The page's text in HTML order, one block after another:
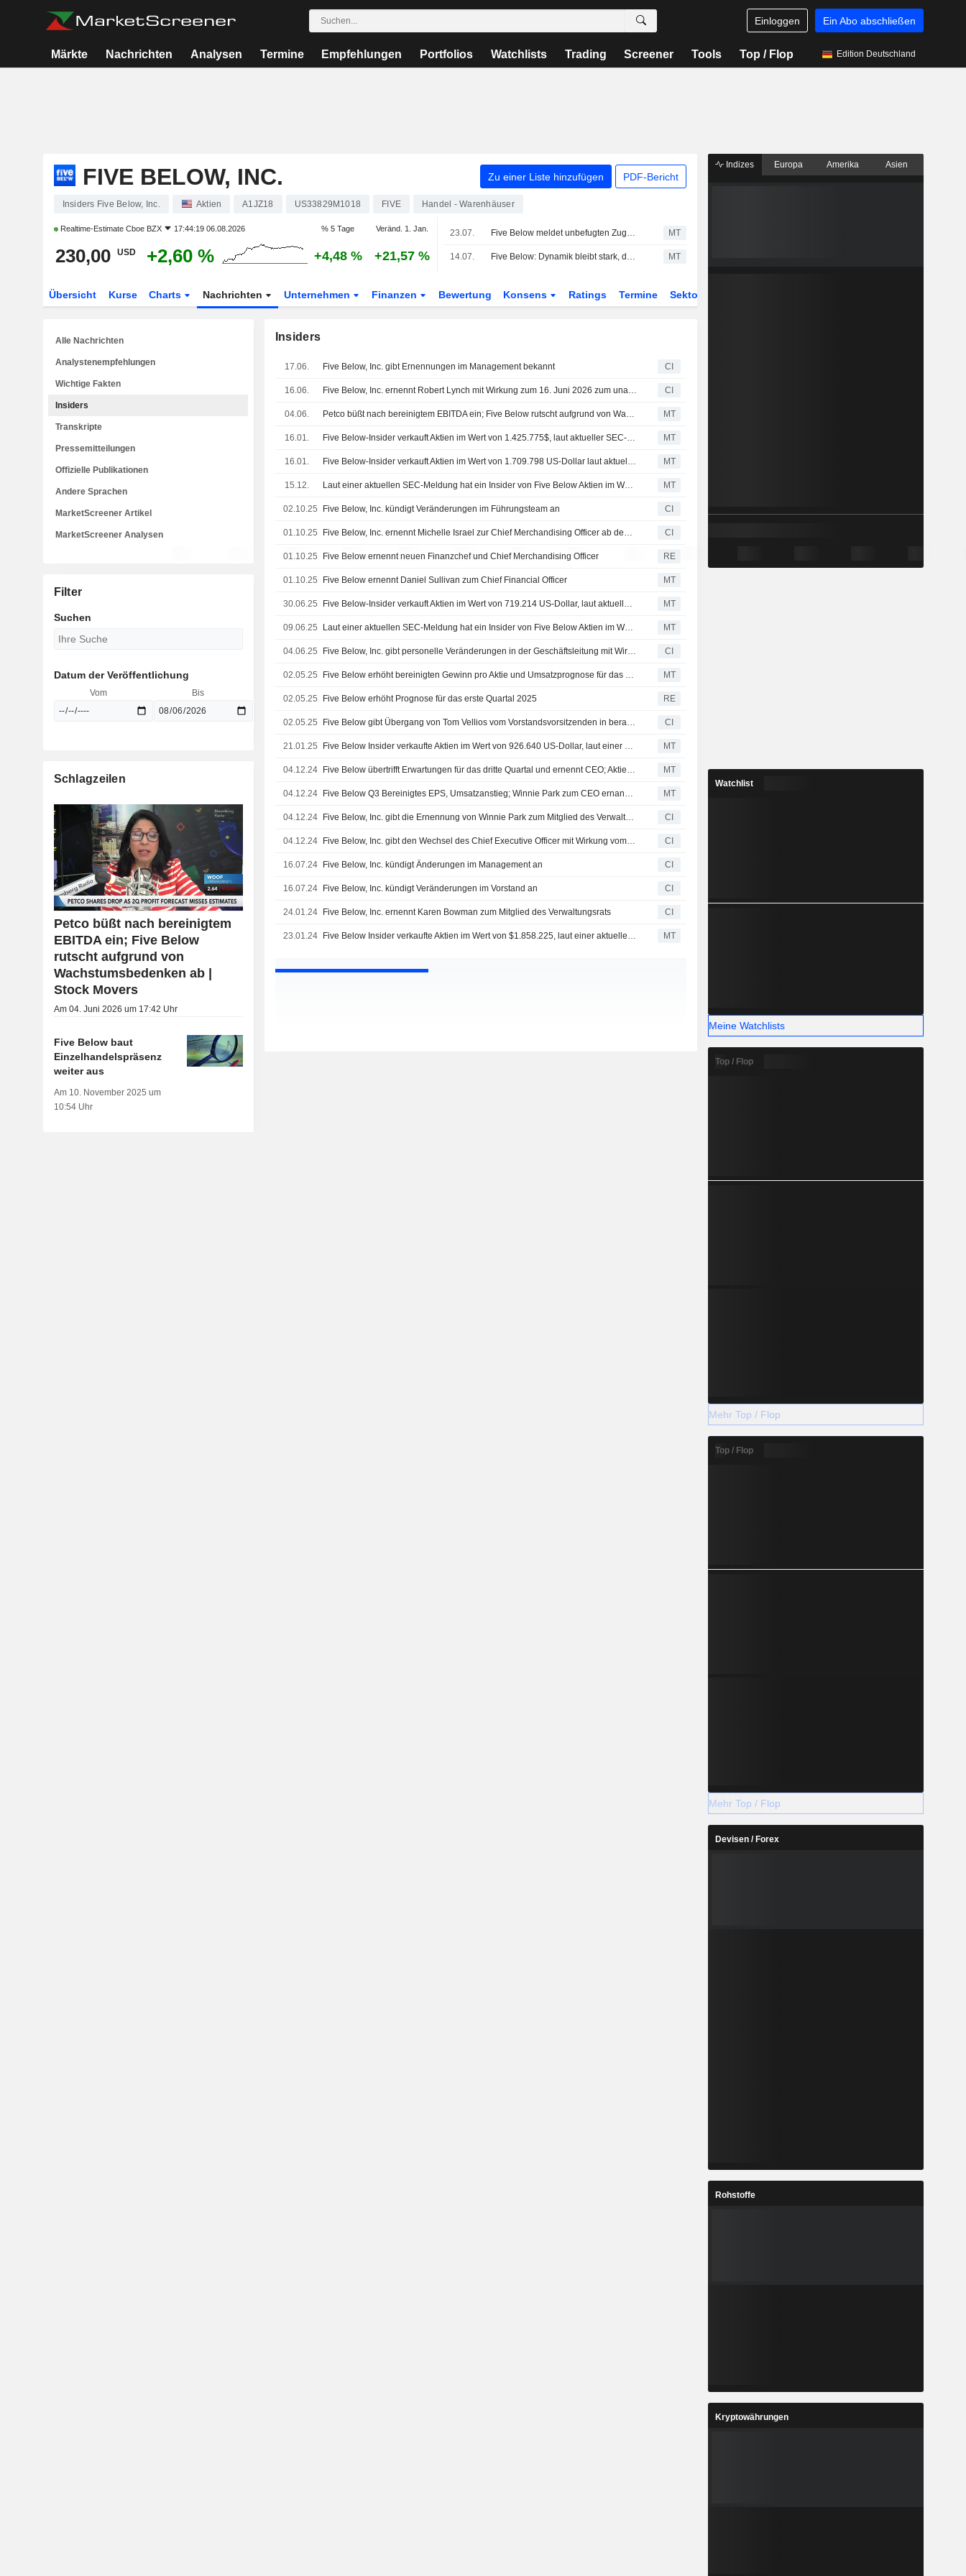
Einloggen Ein Abo abschließen
Märkte Nachrichten Analysen Termine Empfehlungen Portfolios Watchlists Trading Screener Tools Top / Flop Edition Deutschland
FIVE BELOW, INC. Zu einer Liste hinzufügen PDF-Bericht
Insiders Five Below, Inc. Aktien A1JZ18 US33829M1018 FIVE Handel - Warenhäuser
Realtime-Estimate Cboe BZX 17:44:19 06.08.2026 % 5 Tage Veränd. 1. Jan.
230,00 USD +2,60 % +4,48 % +21,57 %
23.07. Five Below meldet unbefugten Zugriff auf Mitarbeiter-Computer MT
14.07. Five Below: Dynamik bleibt stark, da Preisgestaltung, Frequenz und Kundenbindung gesund bleiben, so UBS MT
Übersicht Kurse Charts Nachrichten Unternehmen Finanzen Bewertung Konsens Ratings Termine Sektor
Insiders
17.06. Five Below, Inc. gibt Ernennungen im Management bekannt CI
16.06. Five Below, Inc. ernennt Robert Lynch mit Wirkung zum 16. Juni 2026 zum unabhängigen Verwaltungsratsmitglied CI
04.06. Petco büßt nach bereinigtem EBITDA ein; Five Below rutscht aufgrund von Wachstumsbedenken ab | Stock Movers MT
16.01. Five Below-Insider verkauft Aktien im Wert von 1.425.775$, laut aktueller SEC-Meldung MT
16.01. Five Below-Insider verkauft Aktien im Wert von 1.709.798 US-Dollar laut aktueller SEC-Meldung MT
15.12. Laut einer aktuellen SEC-Meldung hat ein Insider von Five Below Aktien im Wert von 1.091.040 US-Dollar verkauft MT
02.10.25 Five Below, Inc. kündigt Veränderungen im Führungsteam an CI
01.10.25 Five Below, Inc. ernennt Michelle Israel zur Chief Merchandising Officer ab dem 6. Oktober 2025 CI
01.10.25 Five Below ernennt neuen Finanzchef und Chief Merchandising Officer RE
01.10.25 Five Below ernennt Daniel Sullivan zum Chief Financial Officer MT
30.06.25 Five Below-Insider verkauft Aktien im Wert von 719.214 US-Dollar, laut aktueller SEC-Meldung MT
09.06.25 Laut einer aktuellen SEC-Meldung hat ein Insider von Five Below Aktien im Wert von 598.200 US-Dollar verkauft. MT
04.06.25 Five Below, Inc. gibt personelle Veränderungen in der Geschäftsleitung mit Wirkung zum 6. Juni 2025 bekannt CI
02.05.25 Five Below erhöht bereinigten Gewinn pro Aktie und Umsatzprognose für das erste Quartal; Vorstandsvorsitzender Tom Vellios tritt zurück MT
02.05.25 Five Below erhöht Prognose für das erste Quartal 2025 RE
02.05.25 Five Below gibt Übergang von Tom Vellios vom Vorstandsvorsitzenden in beratende Funktion bekannt CI
21.01.25 Five Below Insider verkaufte Aktien im Wert von 926.640 US-Dollar, laut einer aktuellen SEC-Meldung MT
04.12.24 Five Below übertrifft Erwartungen für das dritte Quartal und ernennt CEO; Aktie springt nachbörslich MT
04.12.24 Five Below Q3 Bereinigtes EPS, Umsatzanstieg; Winnie Park zum CEO ernannt; Aktien steigen nachbörslich MT
04.12.24 Five Below, Inc. gibt die Ernennung von Winnie Park zum Mitglied des Verwaltungsrats mit Wirkung vom 16. Dezember 2024 bekannt CI
04.12.24 Five Below, Inc. gibt den Wechsel des Chief Executive Officer mit Wirkung vom 16. Dezember 2024 bekannt CI
16.07.24 Five Below, Inc. kündigt Änderungen im Management an CI
16.07.24 Five Below, Inc. kündigt Veränderungen im Vorstand an CI
24.01.24 Five Below, Inc. ernennt Karen Bowman zum Mitglied des Verwaltungsrats CI
23.01.24 Five Below Insider verkaufte Aktien im Wert von $1.858.225, laut einer aktuellen SEC Einreichung MT
Alle Nachrichten
Analystenempfehlungen
Wichtige Fakten
Insiders
Transkripte
Pressemitteilungen
Offizielle Publikationen
Andere Sprachen
MarketScreener Artikel
MarketScreener Analysen
Filter
Suchen
Datum der Veröffentlichung
Vom Bis
Schlagzeilen
Petco büßt nach bereinigtem
EBITDA ein; Five Below
rutscht aufgrund von
Wachstumsbedenken ab |
Stock Movers
Am 04. Juni 2026 um 17:42 Uhr
Five Below baut
Einzelhandelspräsenz
weiter aus
Am 10. November 2025 um
10:54 Uhr
Indizes Europa Amerika Asien
Watchlist
Meine Watchlists
Top / Flop
Mehr Top / Flop
Top / Flop
Mehr Top / Flop
Devisen / Forex
Rohstoffe
Kryptowährungen